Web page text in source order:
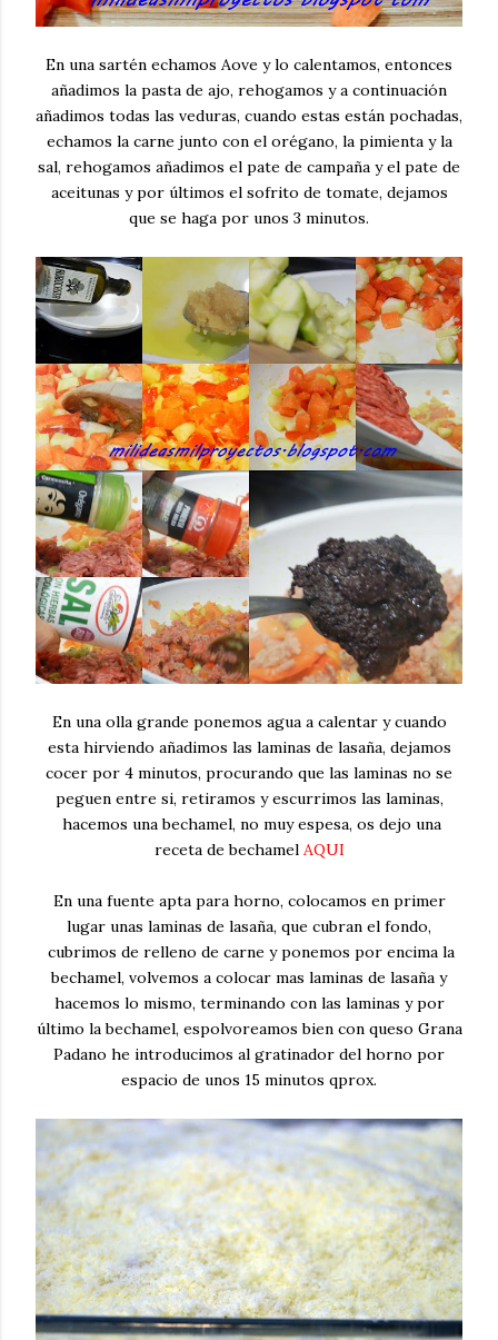
En una sartén echamos Aove y lo calentamos, entonces
añadimos la pasta de ajo, rehogamos y a continuación
añadimos todas las veduras, cuando estas están pochadas,
echamos la carne junto con el orégano, la pimienta y la
sal, rehogamos añadimos el pate de campaña y el pate de
aceitunas y por últimos el sofrito de tomate, dejamos
que se haga por unos 3 minutos.
En una olla grande ponemos agua a calentar y cuando
esta hirviendo añadimos las laminas de lasaña, dejamos
cocer por 4 minutos, procurando que las laminas no se
peguen entre si, retiramos y escurrimos las laminas,
hacemos una bechamel, no muy espesa, os dejo una
receta de bechamel AQUI
En una fuente apta para horno, colocamos en primer
lugar unas laminas de lasaña, que cubran el fondo,
cubrimos de relleno de carne y ponemos por encima la
bechamel, volvemos a colocar mas laminas de lasaña y
hacemos lo mismo, terminando con las laminas y por
último la bechamel, espolvoreamos bien con queso Grana
Padano he introducimos al gratinador del horno por
espacio de unos 15 minutos qprox.